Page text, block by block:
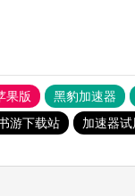
果版 黑豹加速器
游下载站 加速器